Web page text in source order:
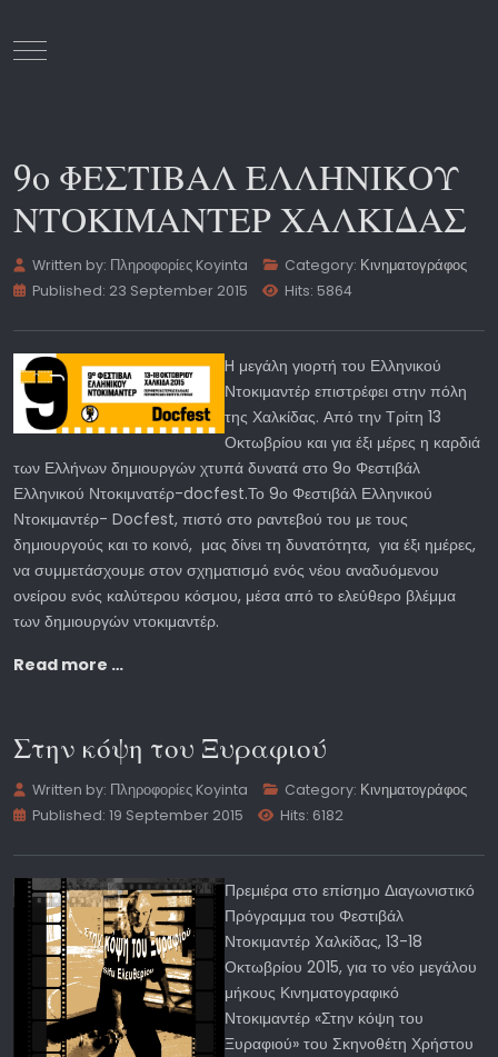
Mobile Menu Toggle
9ο ΦΕΣΤΙΒΑΛ ΕΛΛΗΝΙΚΟΥ
ΝΤΟΚΙΜΑΝΤΕΡ ΧΑΛΚΙΔΑΣ
Written by: Πληροφορίες Koyinta Category: Κινηματογράφος
Published: 23 September 2015
Hits: 5864
H μεγάλη γιορτή του Ελληνικού
Ντοκιμαντέρ επιστρέφει στην πόλη
της Χαλκίδας. Από την Τρίτη 13
Οκτωβρίου και για έξι μέρες η καρδιά
των Ελλήνων δημιουργών χτυπά δυνατά στο 9ο Φεστιβάλ
Ελληνικού Ντοκιμνατέρ-docfest.Το 9ο Φεστιβάλ Ελληνικού
Ντοκιμαντέρ- Docfest, πιστό στο ραντεβού του με τους
δημιουργούς και το κοινό, μας δίνει τη δυνατότητα, για έξι ημέρες,
να συμμετάσχουμε στον σχηματισμό ενός νέου αναδυόμενου
ονείρου ενός καλύτερου κόσμου, μέσα από το ελεύθερο βλέμμα
των δημιουργών ντοκιμαντέρ.
Read more …
Στην κόψη του Ξυραφιού
Written by: Πληροφορίες Koyinta Category: Κινηματογράφος
Published: 19 September 2015
Hits: 6182
Πρεμιέρα στο επίσημο Διαγωνιστικό
Πρόγραμμα του Φεστιβάλ
Ντοκιμαντέρ Xαλκίδας, 13-18
Οκτωβρίου 2015, για το νέο μεγάλου
μήκους Κινηματογραφικό
Ντοκιμαντέρ «Στην κόψη του
Ξυραφιού» του Σκηνοθέτη Χρήστου